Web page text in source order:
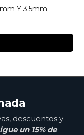
Y 3.5mm
descuentos y
un 15% de